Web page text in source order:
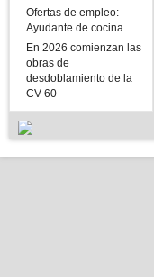
Ofertas de empleo:
Ayudante de cocina
En 2026 comienzan las
obras de
desdoblamiento de la
CV-60